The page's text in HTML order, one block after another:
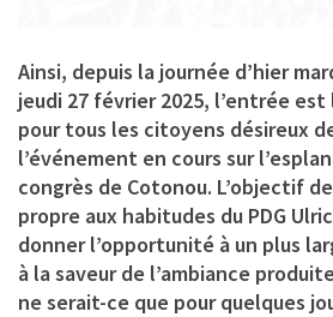
Ainsi, depuis la journée d’hier
jeudi 27 février 2025, l’entrée
pour tous les citoyens désireux
l’événement en cours sur
congrès de Cotonou. L’objectif
propre aux habitudes du PDG
donner l’opportunité à un plus
à la saveur de l’ambiance
ne serait-ce que pour quelques